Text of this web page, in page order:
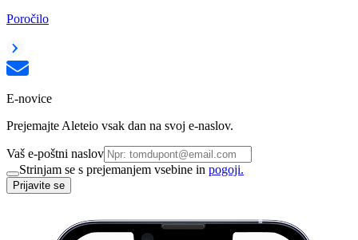
Poročilo
E-novice
Prejemajte Aleteio vsak dan na svoj e-naslov.
Vaš e-poštni naslov
Strinjam se s prejemanjem vsebine in pogoji.
Prijavite se